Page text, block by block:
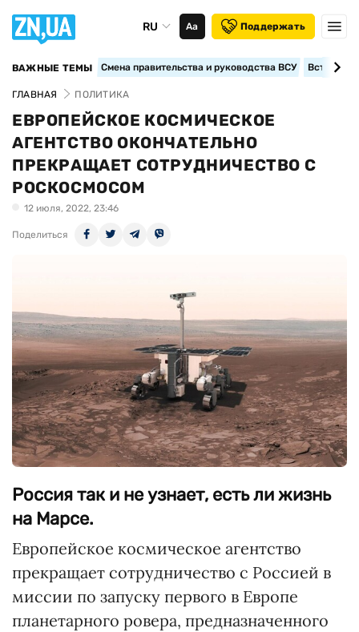
RU Аа Поддержать
ВАЖНЫЕ ТЕМЫ Смена правительства и руководства ВСУ
ГЛАВНАЯ ПОЛИТИКА
ЕВРОПЕЙСКОЕ КОСМИЧЕСКОЕ
АГЕНТСТВО ОКОНЧАТЕЛЬНО
ПРЕКРАЩАЕТ СОТРУДНИЧЕСТВО С
РОСКОСМОСОМ
12 июля, 2022, 23:46
Поделиться
Россия так и не узнает, есть ли жизнь
на Марсе.
Европейское космическое агентство
прекращает сотрудничество с Россией в
миссии по запуску первого в Европе
планетарного ровера, предназначенного